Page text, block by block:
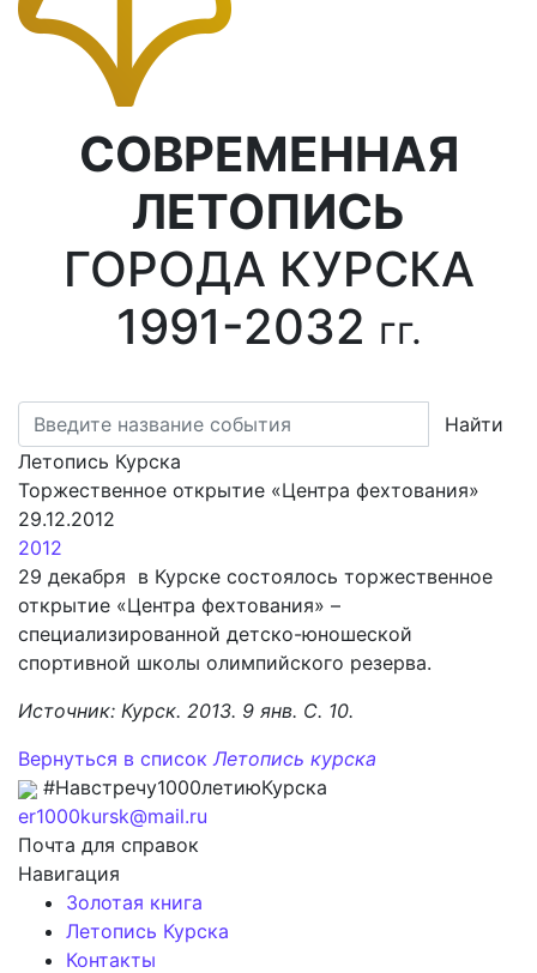
СОВРЕМЕННАЯ
ЛЕТОПИСЬ
ГОРОДА КУРСКА
1991-2032 гг.
Найти
Летопись Курска
Торжественное открытие «Центра фехтования»
29.12.2012
2012
29 декабря в Курске состоялось торжественное
открытие «Центра фехтования» –
специализированной детско-юношеской
спортивной школы олимпийского резерва.
Источник: Курск. 2013. 9 янв. С. 10.
Вернуться в списокЛетопись курска
#Навстречу1000летиюКурска
er1000kursk@mail.ru
Почта для справок
Навигация
Золотая книга
Летопись Курска
Контакты